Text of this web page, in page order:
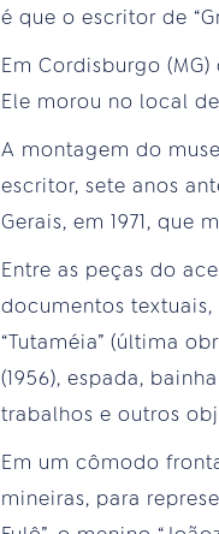
é que o escritor de
Em Cordisburgo
Ele morou no local
A montagem do
escritor, sete anos
Gerais, em 1971,
Entre as peças do
documentos
“Tutaméia” (última
(1956), espada,
trabalhos e outros
Em um cômodo
mineiras, para